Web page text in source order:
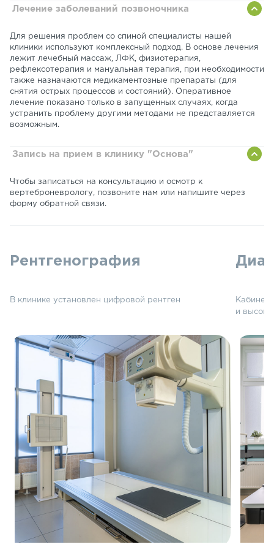
Лечение заболеваний позвоночника
Для решения проблем со спиной специалисты нашей
клиники используют комплексный подход. В основе лечения
лежит лечебный массаж, ЛФК, физиотерапия,
рефлексотерапия и мануальная терапия, при необходимости
также назначаются медикаментозные препараты (для
снятия острых процессов и состояний). Оперативное
лечение показано только в запущенных случаях, когда
устранить проблему другими методами не представляется
возможным.
Запись на прием в клинику "Основа"
Чтобы записаться на консультацию и осмотр к
вертеброневрологу, позвоните нам или напишите через
форму обратной связи.
Рентгенография
В клинике установлен цифровой рентген
Кабинет
и